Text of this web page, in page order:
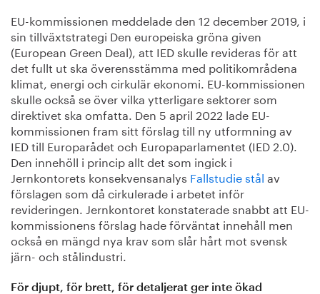
EU-kommissionen meddelade den 12 december 2019, i
sin tillväxtstrategi Den europeiska gröna given
(European Green Deal), att IED skulle revideras för att
det fullt ut ska överensstämma med politikområdena
klimat, energi och cirkulär ekonomi. EU-kommissionen
skulle också se över vilka ytterligare sektorer som
direktivet ska omfatta. Den 5 april 2022 lade EU-
kommissionen fram sitt förslag till ny utformning av
IED till Europarådet och Europaparlamentet (IED 2.0).
Den innehöll i princip allt det som ingick i
Jernkontorets konsekvensanalys Fallstudie stål av
förslagen som då cirkulerade i arbetet inför
revideringen. Jernkontoret konstaterade snabbt att EU-
kommissionens förslag hade förväntat innehåll men
också en mängd nya krav som slår hårt mot svensk
järn- och stålindustri.
För djupt, för brett, för detaljerat ger inte ökad